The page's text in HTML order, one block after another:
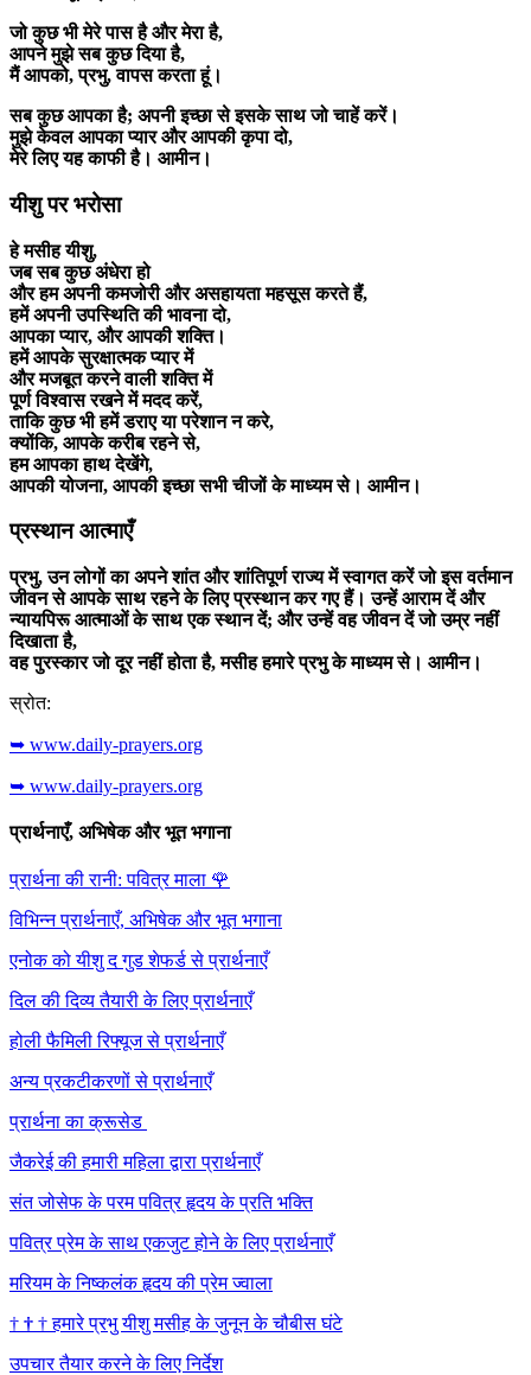
जो कुछ भी मेरे पास है और मेरा है,
आपने मुझे सब कुछ दिया है,
मैं आपको, प्रभु, वापस करता हूं।
सब कुछ आपका है; अपनी इच्छा से इसके साथ जो चाहें करें।
मुझे केवल आपका प्यार और आपकी कृपा दो,
मेरे लिए यह काफी है। आमीन।
यीशु पर भरोसा
हे मसीह यीशु,
जब सब कुछ अंधेरा हो
और हम अपनी कमजोरी और असहायता महसूस करते हैं,
हमें अपनी उपस्थिति की भावना दो,
आपका प्यार, और आपकी शक्ति।
हमें आपके सुरक्षात्मक प्यार में
और मजबूत करने वाली शक्ति में
पूर्ण विश्वास रखने में मदद करें,
ताकि कुछ भी हमें डराए या परेशान न करे,
क्योंकि, आपके करीब रहने से,
हम आपका हाथ देखेंगे,
आपकी योजना, आपकी इच्छा सभी चीजों के माध्यम से। आमीन।
प्रस्थान आत्माएँ
प्रभु, उन लोगों का अपने शांत और शांतिपूर्ण राज्य में स्वागत करें जो इस वर्तमान
जीवन से आपके साथ रहने के लिए प्रस्थान कर गए हैं। उन्हें आराम दें और
न्यायपिरू आत्माओं के साथ एक स्थान दें; और उन्हें वह जीवन दें जो उम्र नहीं
दिखाता है,
वह पुरस्कार जो दूर नहीं होता है, मसीह हमारे प्रभु के माध्यम से। आमीन।
स्रोत:
➥ www.daily-prayers.org
➥ www.daily-prayers.org
प्रार्थनाएँ, अभिषेक और भूत भगाना
प्रार्थना की रानी: पवित्र माला 🌹
विभिन्न प्रार्थनाएँ, अभिषेक और भूत भगाना
एनोक को यीशु द गुड शेफर्ड से प्रार्थनाएँ
दिल की दिव्य तैयारी के लिए प्रार्थनाएँ
होली फैमिली रिफ्यूज से प्रार्थनाएँ
अन्य प्रकटीकरणों से प्रार्थनाएँ
प्रार्थना का क्रूसेड
जैकरेई की हमारी महिला द्वारा प्रार्थनाएँ
संत जोसेफ के परम पवित्र हृदय के प्रति भक्ति
पवित्र प्रेम के साथ एकजुट होने के लिए प्रार्थनाएँ
मरियम के निष्कलंक हृदय की प्रेम ज्वाला
† † † हमारे प्रभु यीशु मसीह के जुनून के चौबीस घंटे
उपचार तैयार करने के लिए निर्देश